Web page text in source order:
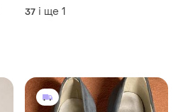
37 і ще 1